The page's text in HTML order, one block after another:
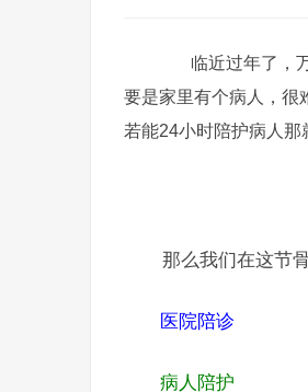
临近过年了，万
要是家里有个病人，很
若能24小时陪护病人那
那么我们在这节骨
医院陪诊
病人陪护